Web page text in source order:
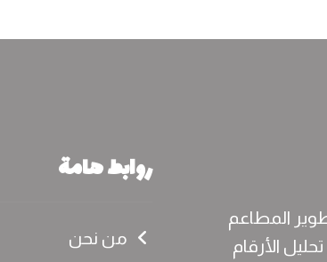
المطاعم
الأرقام
روابط هامة
من نحن